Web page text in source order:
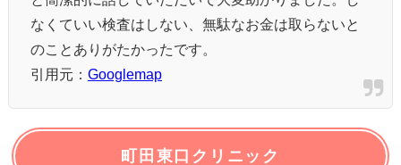
なくていい検査はしない、無駄なお金は取らないと
のことありがたかったです。
引用元： Googlemap
町田東口クリニック